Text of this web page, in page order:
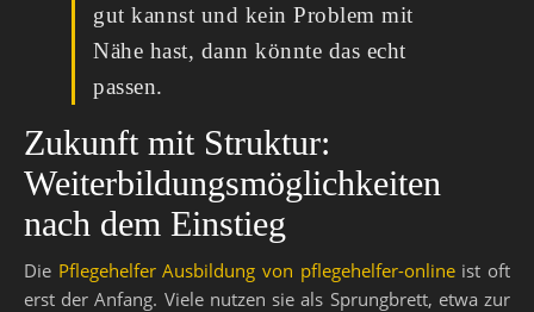
gut kannst und kein Problem mit
Nähe hast, dann könnte das echt
passen.
Zukunft mit Struktur:
Weiterbildungsmöglichkeiten
nach dem Einstieg
Die Pflegehelfer Ausbildung von pflegehelfer-onlineist oft
erst der Anfang. Viele nutzen sie als Sprungbrett, etwa zur